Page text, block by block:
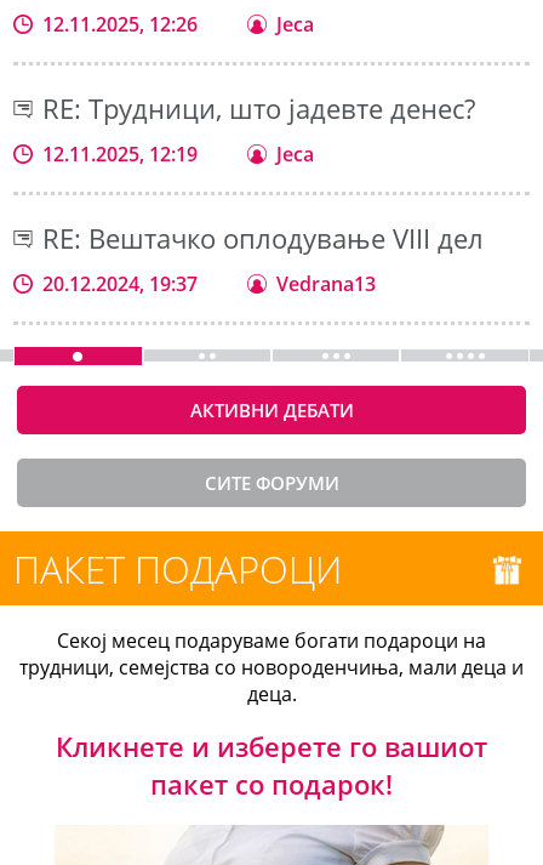
12.11.2025, 12:26 Jeca
RE: Трудници, што јадевте денес?
12.11.2025, 12:19 Jeca
RE: Вештачко оплодување VIII дел
20.12.2024, 19:37 Vedrana13
АКТИВНИ ДЕБАТИ
СИТЕ ФОРУМИ
ПАКЕТ ПОДАРОЦИ
Секој месец подаруваме богати подароци на
трудници, семејства со новороденчиња, мали деца и
деца.
Кликнете и изберете го вашиот
пакет со подарок!